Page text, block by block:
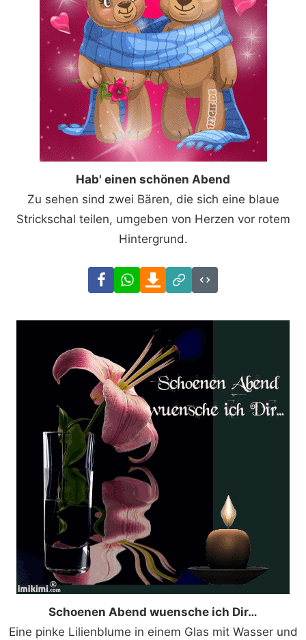
Hab' einen schönen Abend
Zu sehen sind zwei Bären, die sich eine blaue
Strickschal teilen, umgeben von Herzen vor rotem
Hintergrund.
FacebookWhatsAppDownload
Link
Code
Schoenen Abend wuensche ich Dir…
Eine pinke Lilienblume in einem Glas mit Wasser und